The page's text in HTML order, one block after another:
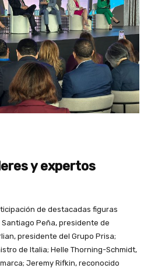
y expertos
de destacadas figuras
Peña, presidente de
presidente del Grupo Prisa;
de Italia; Helle Thorning-Schmidt,
Jeremy Rifkin, reconocido